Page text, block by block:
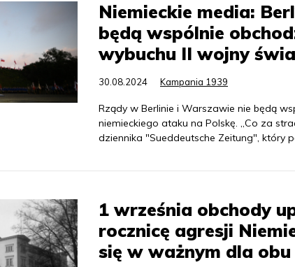
Niemieckie media:
będą wspólnie
wybuchu II wojny
30.08.2024 Kampania 1939
Rządy w Berlinie i Warszawie nie będą
niemieckiego ataku na Polskę. „Co za
dziennika "Sueddeutsche Zeitung", który
1 września obchody
rocznicę agresji
się w ważnym dla